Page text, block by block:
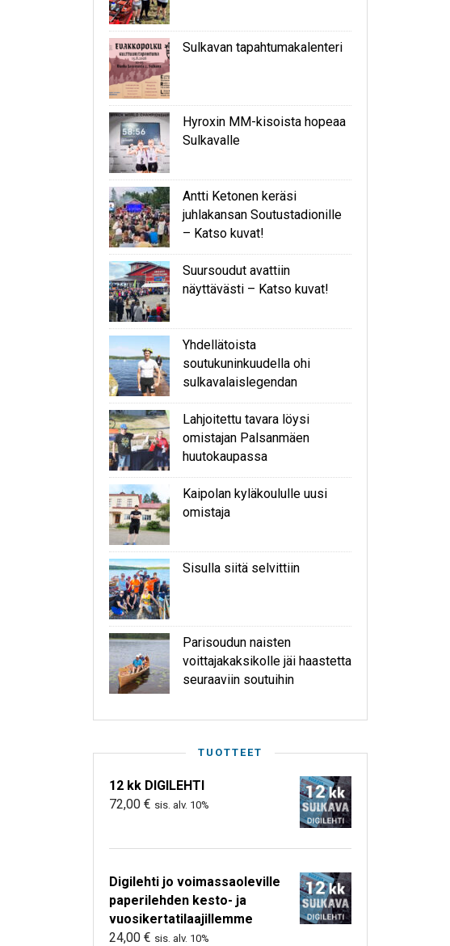
Sulkavan tapahtumakalenteri
Hyroxin MM-kisoista hopeaa
Sulkavalle
Antti Ketonen keräsi
juhlakansan Soutustadionille
– Katso kuvat!
Suursoudut avattiin
näyttävästi – Katso kuvat!
Yhdellätoista
soutukuninkuudella ohi
sulkavalaislegendan
Lahjoitettu tavara löysi
omistajan Palsanmäen
huutokaupassa
Kaipolan kyläkoululle uusi
omistaja
Sisulla siitä selvittiin
Parisoudun naisten
voittajakaksikolle jäi haastetta
seuraaviin soutuihin
TUOTTEET
12 kk DIGILEHTI
72,00 € sis. alv. 10%
Digilehti jo voimassaoleville
paperilehden kesto- ja
vuosikertatilaajillemme
24,00 € sis. alv. 10%